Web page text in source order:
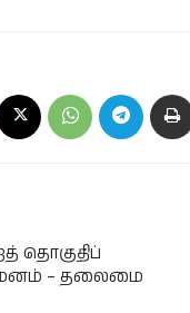
தொகுதிப்
– தலைமை